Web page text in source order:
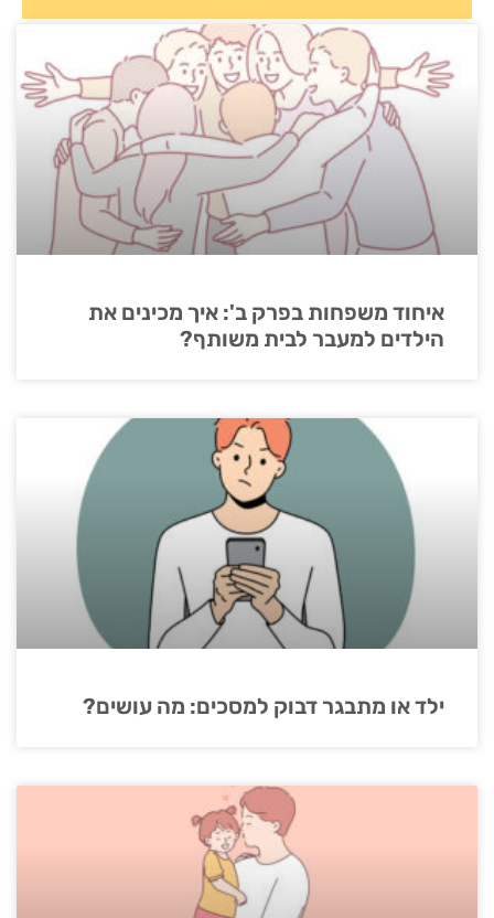
איחוד משפחות בפרק ב': איך מכינים את
הילדים למעבר לבית משותף?
ילד או מתבגר דבוק למסכים: מה עושים?